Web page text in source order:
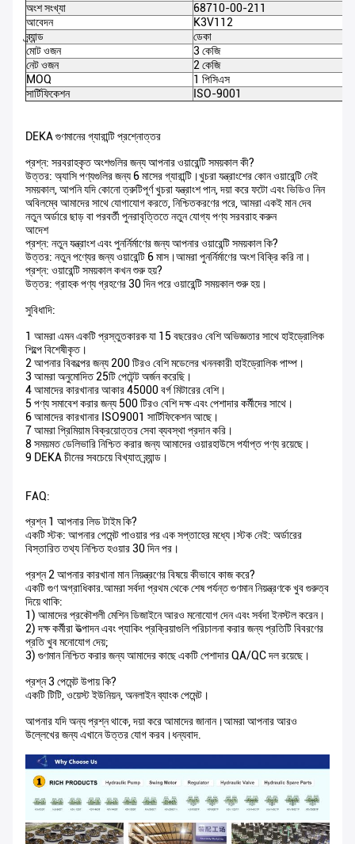
অংশ সংখ্যা
68710-00-211
আবেদন
K3V112
ব্র্যান্ড
ডেকা
মোট ওজন
3 কেজি
নেট ওজন
2 কেজি
MOQ
1 পিসিএস
সার্টিফিকেশন
ISO-9001
DEKA গুণমানের গ্যারান্টি প্রশ্নোত্তর
প্রশ্ন: সরবরাহকৃত অংশগুলির জন্য আপনার ওয়ারেন্টি সময়কাল কী?
উত্তর: অ্যাসি পণ্যগুলির জন্য 6 মাসের গ্যারান্টি।খুচরা যন্ত্রাংশের কোন ওয়ারেন্টি নেই
সময়কাল, আপনি যদি কোনো ত্রুটিপূর্ণ খুচরা যন্ত্রাংশ পান, দয়া করে ফটো এবং ভিডিও নিন
অবিলম্বে আমাদের সাথে যোগাযোগ করতে, নিশ্চিতকরণের পরে, আমরা একই মান দেব
নতুন অর্ডারে ছাড় বা পরবর্তী পুনরাবৃত্তিতে নতুন যোগ্য পণ্য সরবরাহ করুন
আদেশ
প্রশ্ন: নতুন যন্ত্রাংশ এবং পুনর্নির্মাণের জন্য আপনার ওয়ারেন্টি সময়কাল কি?
উত্তর: নতুন পণ্যের জন্য ওয়ারেন্টি 6 মাস।আমরা পুনর্নির্মাণের অংশ বিক্রি করি না।
প্রশ্ন: ওয়ারেন্টি সময়কাল কখন শুরু হয়?
উত্তর: গ্রাহক পণ্য গ্রহণের 30 দিন পরে ওয়ারেন্টি সময়কাল শুরু হয়।
সুবিধাদি:
1 আমরা এমন একটি প্রস্তুতকারক যা 15 বছরেরও বেশি অভিজ্ঞতার সাথে হাইড্রোলিক
শিল্পে বিশেষীকৃত।
2 আপনার বিকল্পের জন্য 200 টিরও বেশি মডেলের খননকারী হাইড্রোলিক পাম্প।
3 আমরা অনুমোদিত 25টি পেটেন্ট অর্জন করেছি।
4 আমাদের কারখানার আকার 45000 বর্গ মিটারের বেশি।
5 পণ্য সমাবেশ করার জন্য 500 টিরও বেশি দক্ষ এবং পেশাদার কর্মীদের সাথে।
6 আমাদের কারখানার ISO9001 সার্টিফিকেশন আছে।
7 আমরা প্রিমিয়াম বিক্রয়োত্তর সেবা ব্যবস্থা প্রদান করি।
8 সময়মত ডেলিভারি নিশ্চিত করার জন্য আমাদের ওয়ারহাউসে পর্যাপ্ত পণ্য রয়েছে।
9 DEKA চীনের সবচেয়ে বিখ্যাত ব্র্যান্ড।
FAQ:
প্রশ্ন 1 আপনার লিড টাইম কি?
একটি স্টক: আপনার পেমেন্ট পাওয়ার পর এক সপ্তাহের মধ্যে।স্টক নেই: অর্ডারের
বিস্তারিত তথ্য নিশ্চিত হওয়ার 30 দিন পর।
প্রশ্ন 2 আপনার কারখানা মান নিয়ন্ত্রণের বিষয়ে কীভাবে কাজ করে?
একটি গুণ অগ্রাধিকার.আমরা সর্বদা প্রথম থেকে শেষ পর্যন্ত গুণমান নিয়ন্ত্রণকে খুব গুরুত্ব
দিয়ে থাকি:
1) আমাদের প্রকৌশলী মেশিন ডিজাইনে আরও মনোযোগ দেন এবং সর্বদা ইনস্টল করেন।
2) দক্ষ কর্মীরা উত্পাদন এবং প্যাকিং প্রক্রিয়াগুলি পরিচালনা করার জন্য প্রতিটি বিবরণের
প্রতি খুব মনোযোগ দেয়;
3) গুণমান নিশ্চিত করার জন্য আমাদের কাছে একটি পেশাদার QA/QC দল রয়েছে।
প্রশ্ন 3 পেমেন্ট উপায় কি?
একটি টিটি, ওয়েস্ট ইউনিয়ন, অনলাইন ব্যাংক পেমেন্ট।
আপনার যদি অন্য প্রশ্ন থাকে, দয়া করে আমাদের জানান।আমরা আপনার আরও
উল্লেখের জন্য এখানে উত্তর যোগ করব।ধন্যবাদ.